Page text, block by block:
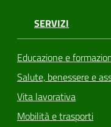
SERVIZI
Educazione e
Salute, benessere e
Vita lavorativa
Mobilità e trasporti